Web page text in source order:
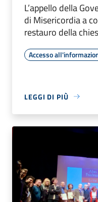
L’appello della
di Misericordia a
restauro della
Accesso
LEGGI DI PIÙ